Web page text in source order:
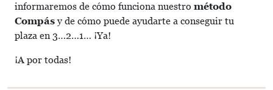
informaremos de cómo funciona nuestro método
Compásy de cómo puede ayudarte a conseguir tu
plaza en 3…2…1… ¡Ya!
¡A por todas!